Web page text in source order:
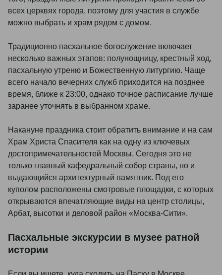
всех церквях города, поэтому для участия в службе
можно выбрать и храм рядом с домом.
Традиционно пасхальное богослужение включает
несколько важных этапов: полунощницу, крестный ход,
пасхальную утреню и Божественную литургию. Чаще
всего начало вечерних служб приходится на позднее
время, ближе к 23:00, однако точное расписание лучше
заранее уточнять в выбранном храме.
Накануне праздника стоит обратить внимание и на сам
Храм Христа Спасителя как на одну из ключевых
достопримечательностей Москвы. Сегодня это не
только главный кафедральный собор страны, но и
выдающийся архитектурный памятник. Под его
куполом расположены смотровые площадки, с которых
открываются впечатляющие виды на центр столицы,
Арбат, высотки и деловой район «Москва-Сити».
Пасхальные экскурсии в музее ратной
истории